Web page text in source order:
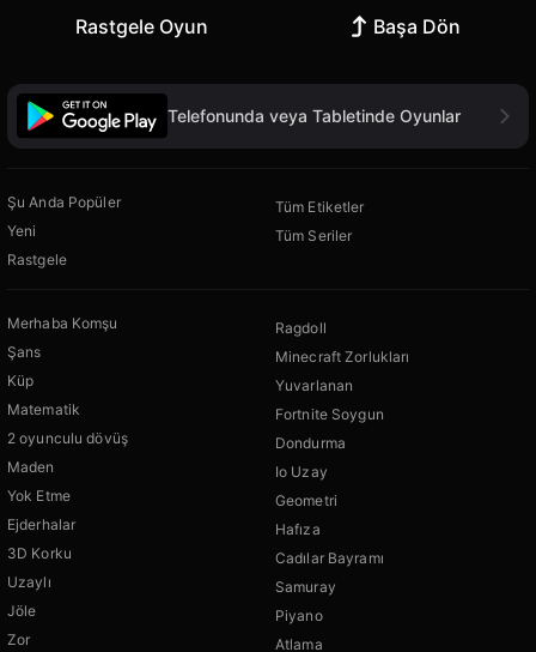
Rastgele Oyun Başa Dön
Telefonunda veya Tabletinde Oyunlar
Şu Anda Popüler
Yeni
Rastgele
Tüm Etiketler
Tüm Seriler
Merhaba Komşu
Şans
Küp
Matematik
2 oyunculu dövüş
Maden
Yok Etme
Ejderhalar
3D Korku
Uzaylı
Jöle
Zor
Ragdoll
Minecraft Zorlukları
Yuvarlanan
Fortnite Soygun
Dondurma
Io Uzay
Geometri
Hafıza
Cadılar Bayramı
Samuray
Piyano
Atlama